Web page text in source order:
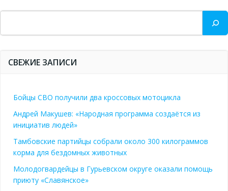
Поиск
СВЕЖИЕ ЗАПИСИ
Бойцы СВО получили два кроссовых мотоцикла
Андрей Макушев: «Народная программа создаётся из
инициатив людей»
Тамбовские партийцы собрали около 300 килограммов
корма для бездомных животных
Молодогвардейцы в Гурьевском округе оказали помощь
приюту «Славянское»